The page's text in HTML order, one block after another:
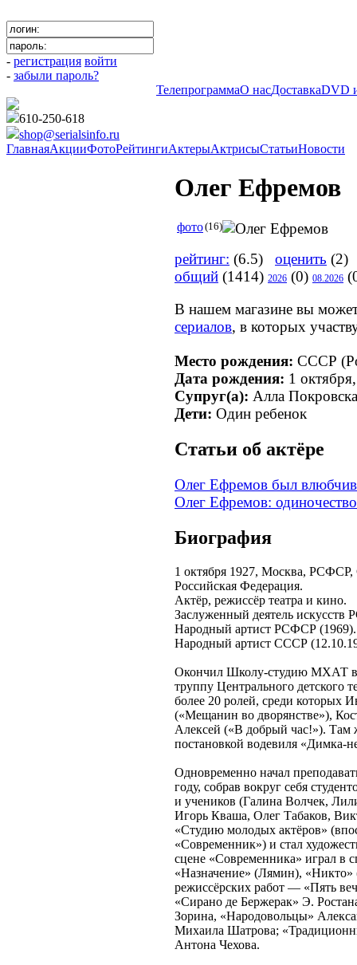
- регистрация войти
- забыли пароль?
ТелепрограммаО насДоставкаDVD
610-250-618
shop@serialsinfo.ru
ГлавнаяАкцииФотоРейтингиАктерыАктрисыСтатьиНовости
Олег Ефремов
фото(16)
рейтинг: (6.5) оценить (2)
общий (1414) 2026 (0) 08.2026
В нашем магазине вы
сериалов, в которых
Место рождения: СССР
Дата рождения: 1
Супруг(а): Алла
Дети: Один ребенок
Cтатьи об актёре
Олег Ефремов был
Олег Ефремов:
Биография
1 октября 1927, Москва,
Российская Федерация.
Актёр, режиссёр театра и кино.
Заслуженный деятель искусств
Народный артист РСФСР (1969).
Народный артист СССР
Окончил Школу-студию МХАТ в
труппу Центрального детского
более 20 ролей, среди которых
(«Мещанин во дворянстве»),
Алексей («В добрый час!»). Там
постановкой водевиля «Димка-
Одновременно начал
году, собрав вокруг себя
и учеников (Галина Волчек,
Игорь Кваша, Олег Табаков,
«Студию молодых актёров»
«Современник») и стал
сцене «Современника» играл в
«Назначение» (Лямин),
режиссёрских работ — «Пять
«Сирано де Бержерак» Э.
Зорина, «Народовольцы»
Михаила Шатрова;
Антона Чехова.